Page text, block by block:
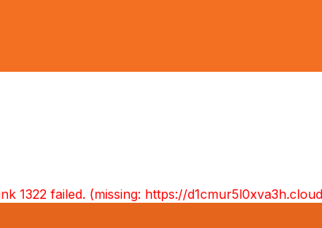
1322 failed. (missing: https://